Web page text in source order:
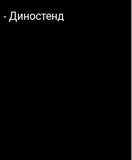
Диностенд